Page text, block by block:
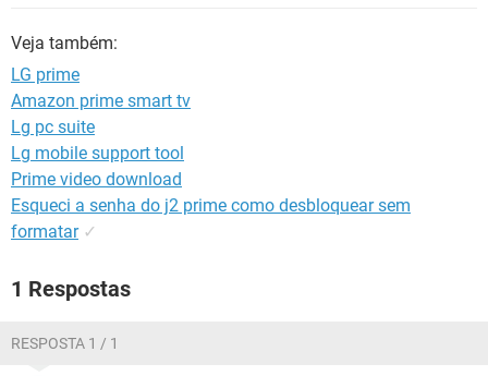
Veja também:
LG prime
Amazon prime smart tv
Lg pc suite
Lg mobile support tool
Prime video download
Esqueci a senha do j2 prime como desbloquear sem
formatar ✓
1 Respostas
RESPOSTA 1 / 1